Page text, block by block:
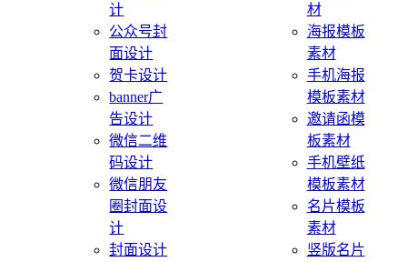
计
公众号封
面设计
贺卡设计
banner广
告设计
微信二维
码设计
微信朋友
圈封面设
计
封面设计
材
海报模板
素材
手机海报
模板素材
邀请函模
板素材
手机壁纸
模板素材
名片模板
素材
竖版名片